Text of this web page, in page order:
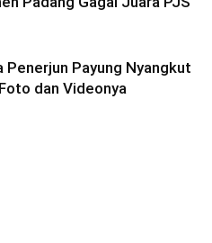
Penerjun Payung Nyangkut
dan Videonya